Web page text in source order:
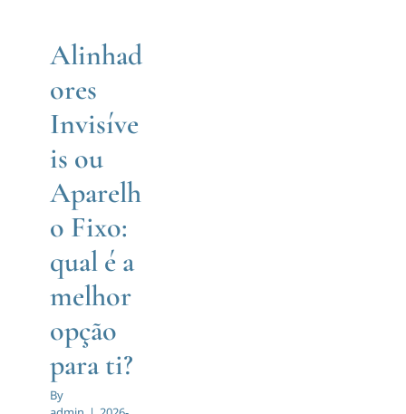
para ti?
Alinhad
ores
Invisíve
is ou
Aparelh
o Fixo:
qual é a
melhor
opção
para ti?
By
Férias
Escolares:
O